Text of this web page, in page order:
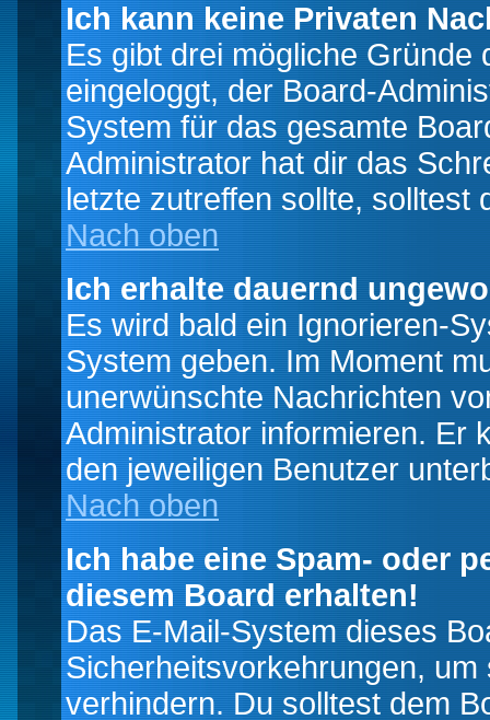
Ich kann keine Privaten
Es gibt drei mögliche Gründe
eingeloggt, der Board-
System für das gesamte
Administrator hat dir das
letzte zutreffen sollte, solltest
Nach oben
Ich erhalte dauernd
Es wird bald ein Ignorieren-
System geben. Im Moment
unerwünschte Nachrichten
Administrator informieren. Er
den jeweiligen Benutzer
Nach oben
Ich habe eine Spam- oder
diesem Board erhalten!
Das E-Mail-System dieses
Sicherheitsvorkehrungen,
verhindern. Du solltest dem